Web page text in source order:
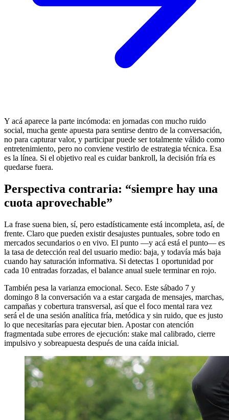
Y acá aparece la parte incómoda: en jornadas con mucho ruido
social, mucha gente apuesta para sentirse dentro de la conversación,
no para capturar valor, y participar puede ser totalmente válido como
entretenimiento, pero no conviene vestirlo de estrategia técnica. Esa
es la línea. Si el objetivo real es cuidar bankroll, la decisión fría es
quedarse fuera.
Perspectiva contraria: “siempre hay una
cuota aprovechable”
La frase suena bien, sí, pero estadísticamente está incompleta, así, de
frente. Claro que pueden existir desajustes puntuales, sobre todo en
mercados secundarios o en vivo. El punto —y acá está el punto— es
la tasa de detección real del usuario medio: baja, y todavía más baja
cuando hay saturación informativa. Si detectas 1 oportunidad por
cada 10 entradas forzadas, el balance anual suele terminar en rojo.
También pesa la varianza emocional. Seco. Este sábado 7 y
domingo 8 la conversación va a estar cargada de mensajes, marchas,
campañas y cobertura transversal, así que el foco mental rara vez
será el de una sesión analítica fría, metódica y sin ruido, que es justo
lo que necesitarías para ejecutar bien. Apostar con atención
fragmentada sube errores de ejecución: stake mal calibrado, cierre
impulsivo y sobreapuesta después de una caída inicial.